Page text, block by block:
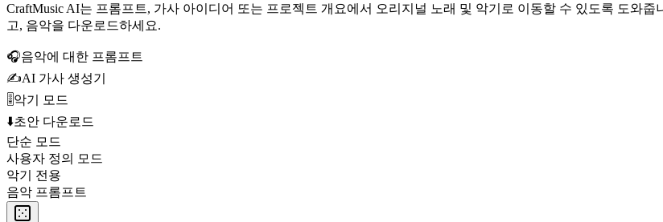
CraftMusic AI는 프롬프트, 가사 아이디어 또는 프로젝트 개요에서 오리지널 노래 및 악기로 이동할 수 있도록 도와
고, 음악을 다운로드하세요.
🎧음악에 대한 프롬프트
✍️AI 가사 생성기
🎚️악기 모드
⬇️초안 다운로드
단순 모드
사용자 정의 모드
악기 전용
음악 프롬프트